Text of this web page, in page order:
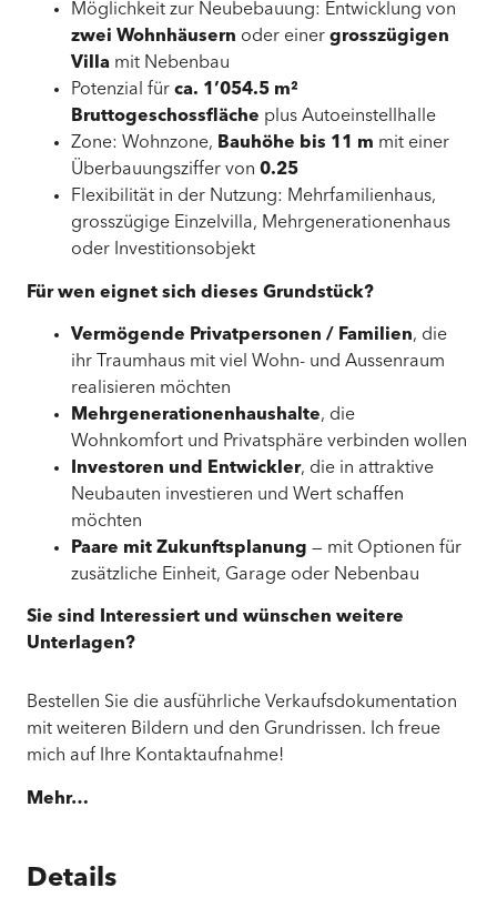
Möglichkeit zur Neubebauung: Entwicklung von
zwei Wohnhäusern oder einer grosszügigen
Villa mit Nebenbau
Potenzial für ca. 1’054.5 m²
Bruttogeschossfläche plus Autoeinstellhalle
Zone: Wohnzone, Bauhöhe bis 11 m mit einer
Überbauungsziffer von 0.25
Flexibilität in der Nutzung: Mehrfamilienhaus,
grosszügige Einzelvilla, Mehrgenerationenhaus
oder Investitionsobjekt
Für wen eignet sich dieses Grundstück?
Vermögende Privatpersonen / Familien, die
ihr Traumhaus mit viel Wohn- und Aussenraum
realisieren möchten
Mehrgenerationenhaushalte, die
Wohnkomfort und Privatsphäre verbinden wollen
Investoren und Entwickler, die in attraktive
Neubauten investieren und Wert schaffen
möchten
Paare mit Zukunftsplanung — mit Optionen für
zusätzliche Einheit, Garage oder Nebenbau
Sie sind Interessiert und wünschen weitere
Unterlagen?
Bestellen Sie die ausführliche Verkaufsdokumentation
mit weiteren Bildern und den Grundrissen. Ich freue
mich auf Ihre Kontaktaufnahme!
Mehr…
Details